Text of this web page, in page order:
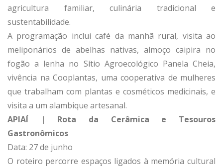
agricultura familiar, culinária tradicional e
sustentabilidade.
A programação inclui café da manhã rural, visita ao
meliponários de abelhas nativas, almoço caipira no
fogão a lenha no Sítio Agroecológico Panela Cheia,
vivência na Cooplantas, uma cooperativa de mulheres
que trabalham com plantas e cosméticos medicinais, e
visita a um alambique artesanal.
APIAÍ | Rota da Cerâmica e Tesouros
Gastronômicos
Data: 27 de junho
O roteiro percorre espaços ligados à memória cultural